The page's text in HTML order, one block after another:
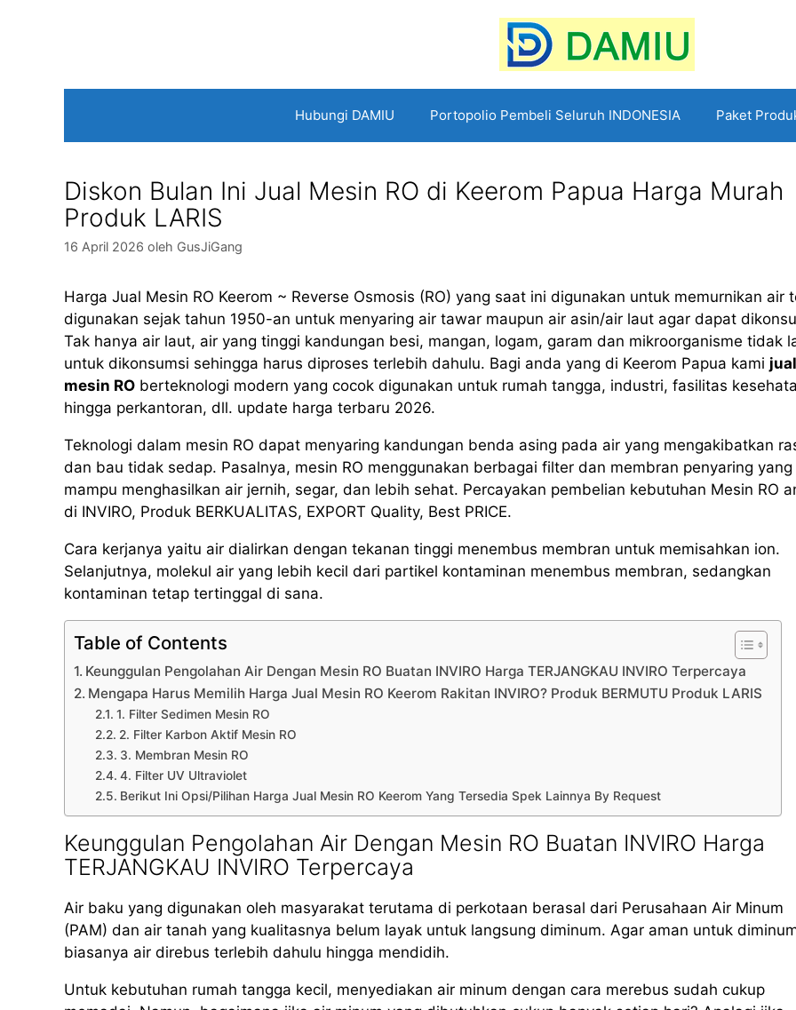
Hubungi DAMIU Portopolio Pembeli Seluruh INDONESIA Paket
Diskon Bulan Ini Jual Mesin RO di Keerom Papua Harga Murah
Produk LARIS
16 April 2026 oleh GusJiGang
Harga Jual Mesin RO Keerom ~ Reverse Osmosis (RO) yang saat ini digunakan untuk memurnikan air
digunakan sejak tahun 1950-an untuk menyaring air tawar maupun air asin/air laut agar dapat
Tak hanya air laut, air yang tinggi kandungan besi, mangan, logam, garam dan mikroorganisme tidak
untuk dikonsumsi sehingga harus diproses terlebih dahulu. Bagi anda yang di Keerom Papua kami jual
mesin RO berteknologi modern yang cocok digunakan untuk rumah tangga, industri, fasilitas
hingga perkantoran, dll. update harga terbaru 2026.
Teknologi dalam mesin RO dapat menyaring kandungan benda asing pada air yang mengakibatkan
dan bau tidak sedap. Pasalnya, mesin RO menggunakan berbagai filter dan membran penyaring yang
mampu menghasilkan air jernih, segar, dan lebih sehat. Percayakan pembelian kebutuhan Mesin RO
di INVIRO, Produk BERKUALITAS, EXPORT Quality, Best PRICE.
Cara kerjanya yaitu air dialirkan dengan tekanan tinggi menembus membran untuk memisahkan ion.
Selanjutnya, molekul air yang lebih kecil dari partikel kontaminan menembus membran, sedangkan
kontaminan tetap tertinggal di sana.
Table of Contents
Keunggulan Pengolahan Air Dengan Mesin RO Buatan INVIRO Harga TERJANGKAU INVIRO Terpercaya
Mengapa Harus Memilih Harga Jual Mesin RO Keerom Rakitan INVIRO? Produk BERMUTU Produk LARIS
1. Filter Sedimen Mesin RO
2. Filter Karbon Aktif Mesin RO
3. Membran Mesin RO
4. Filter UV Ultraviolet
Berikut Ini Opsi/Pilihan Harga Jual Mesin RO Keerom Yang Tersedia Spek Lainnya By Request
Keunggulan Pengolahan Air Dengan Mesin RO Buatan INVIRO Harga
TERJANGKAU INVIRO Terpercaya
Air baku yang digunakan oleh masyarakat terutama di perkotaan berasal dari Perusahaan Air Minum
(PAM) dan air tanah yang kualitasnya belum layak untuk langsung diminum. Agar aman untuk
biasanya air direbus terlebih dahulu hingga mendidih.
Untuk kebutuhan rumah tangga kecil, menyediakan air minum dengan cara merebus sudah cukup